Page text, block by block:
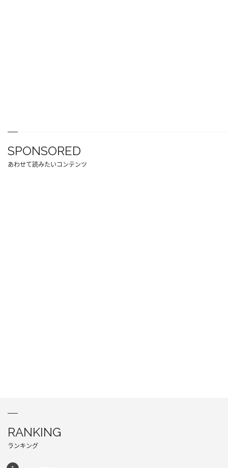
SPONSORED
あわせて読みたいコンテンツ
RANKING
ランキング